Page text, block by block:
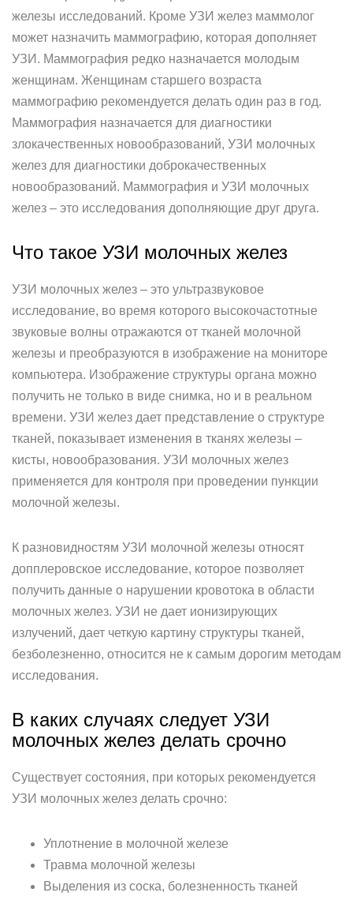
железы исследований. Кроме УЗИ желез маммолог
может назначить маммографию, которая дополняет
УЗИ. Маммография редко назначается молодым
женщинам. Женщинам старшего возраста
маммографию рекомендуется делать один раз в год.
Маммография назначается для диагностики
злокачественных новообразований, УЗИ молочных
желез для диагностики доброкачественных
новообразований. Маммография и УЗИ молочных
желез – это исследования дополняющие друг друга.
Что такое УЗИ молочных желез
УЗИ молочных желез – это ультразвуковое
исследование, во время которого высокочастотные
звуковые волны отражаются от тканей молочной
железы и преобразуются в изображение на мониторе
компьютера. Изображение структуры органа можно
получить не только в виде снимка, но и в реальном
времени. УЗИ желез дает представление о структуре
тканей, показывает изменения в тканях железы –
кисты, новообразования. УЗИ молочных желез
применяется для контроля при проведении пункции
молочной железы.
К разновидностям УЗИ молочной железы относят
допплеровское исследование, которое позволяет
получить данные о нарушении кровотока в области
молочных желез. УЗИ не дает ионизирующих
излучений, дает четкую картину структуры тканей,
безболезненно, относится не к самым дорогим методам
исследования.
В каких случаях следует УЗИ
молочных желез делать срочно
Существует состояния, при которых рекомендуется
УЗИ молочных желез делать срочно:
Уплотнение в молочной железе
Травма молочной железы
Выделения из соска, болезненность тканей